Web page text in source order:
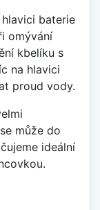
baterie
omývání
kbelíku s
na hlavici
proud vody.
může do
ideální